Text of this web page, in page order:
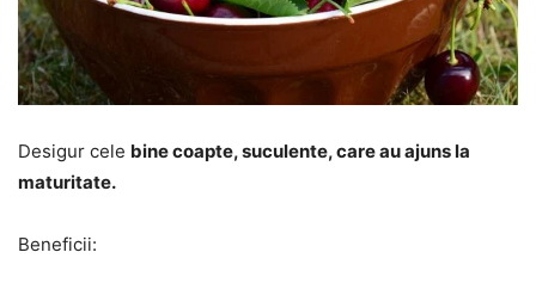
Desigur cele bine coapte, suculente, care au ajuns la
maturitate.
Beneficii: